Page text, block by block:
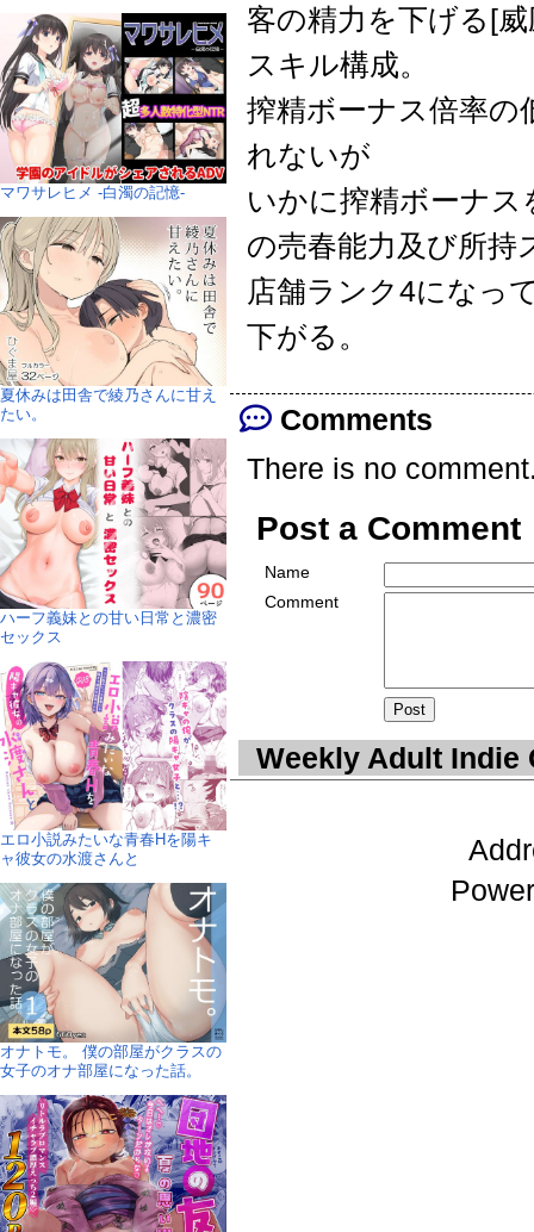
客の精力を下げる[
スキル構成。
搾精ボーナス倍率の
れないが
いかに搾精ボーナ
の売春能力及び所持
店舗ランク4になっ
下がる。
Comments
There is no
Post a Comment
Name
Comment
Weekly Adult Indie
マワサレヒメ -白濁の記憶-
夏休みは田舎で綾乃さんに甘え
たい。
ハーフ義妹との甘い日常と濃密
セックス
エロ小説みたいな青春Hを陽キ
ャ彼女の水渡さんと
オナトモ。 僕の部屋がクラスの
女子のオナ部屋になった話。